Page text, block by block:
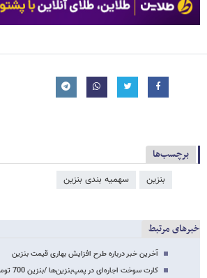
برچسب‌ها
بنزین سهمیه بندی بنزین
خبرهای مرتبط
آخرین خبر درباره طرح افزایش بهاری قیمت بنزین
کارت سوخت اجاره‌ای در پمپ‌بنزین‌ها /بنزین 700 تومانی را 1000 تومان می فروشند